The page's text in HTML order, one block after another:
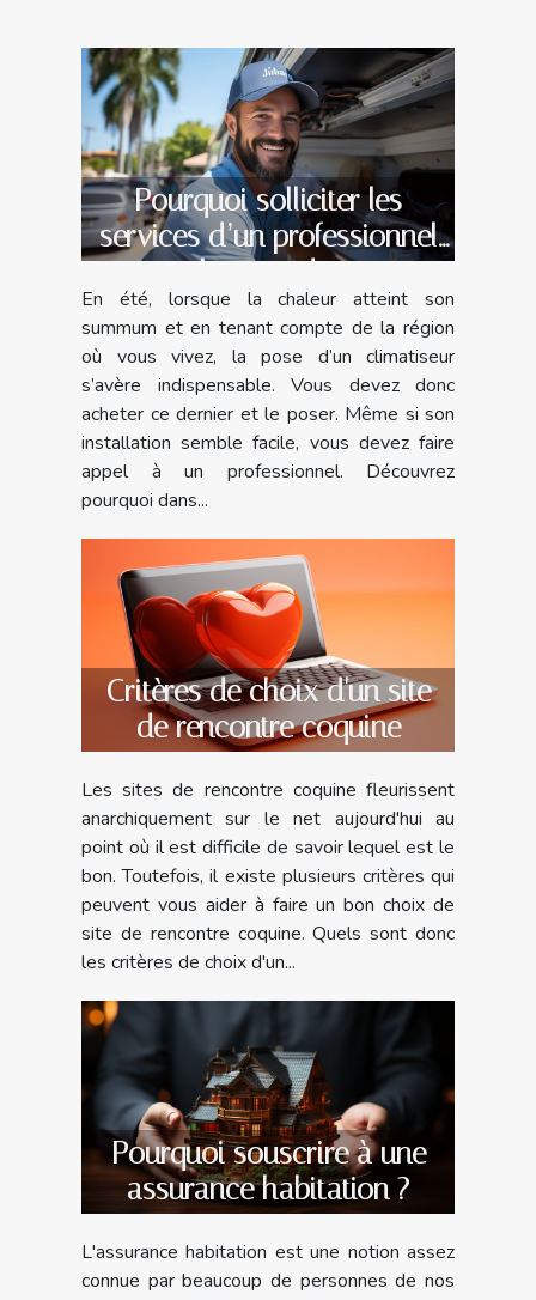
Pourquoi solliciter les
services d’un professionnel
pour la pose de votre
climatiseur ?
En été, lorsque la chaleur atteint son
summum et en tenant compte de la région
où vous vivez, la pose d’un climatiseur
s’avère indispensable. Vous devez donc
acheter ce dernier et le poser. Même si son
installation semble facile, vous devez faire
appel à un professionnel. Découvrez
pourquoi dans...
Critères de choix d'un site
de rencontre coquine
Les sites de rencontre coquine fleurissent
anarchiquement sur le net aujourd'hui au
point où il est difficile de savoir lequel est le
bon. Toutefois, il existe plusieurs critères qui
peuvent vous aider à faire un bon choix de
site de rencontre coquine. Quels sont donc
les critères de choix d'un...
Pourquoi souscrire à une
assurance habitation ?
L'assurance habitation est une notion assez
connue par beaucoup de personnes de nos